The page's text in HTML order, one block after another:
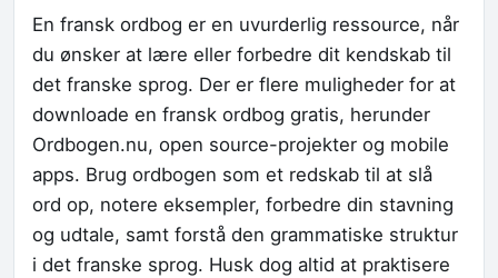
En fransk ordbog er en uvurderlig ressource, når
du ønsker at lære eller forbedre dit kendskab til
det franske sprog. Der er flere muligheder for at
downloade en fransk ordbog gratis, herunder
Ordbogen.nu, open source-projekter og mobile
apps. Brug ordbogen som et redskab til at slå
ord op, notere eksempler, forbedre din stavning
og udtale, samt forstå den grammatiske struktur
i det franske sprog. Husk dog altid at praktisere